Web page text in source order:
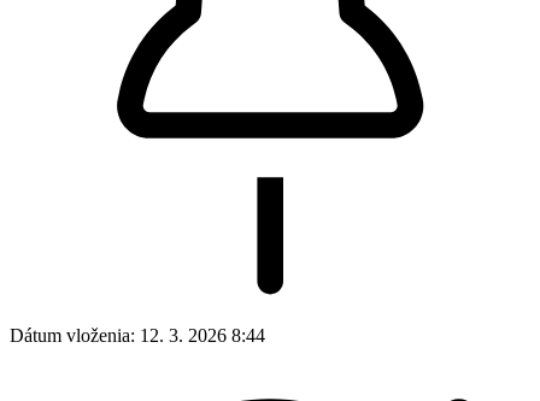
Dátum vloženia: 12. 3. 2026 8:44